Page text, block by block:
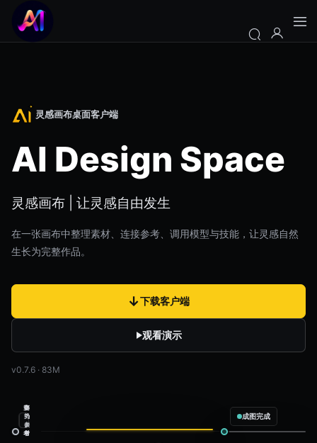
灵感画布桌面客户端
AI Design Space
灵感画布 | 让灵感自由发生
在一张画布中整理素材、连接参考、调用模型与技能，让灵感自然
生长为完整作品。
↓下载客户端
观看演示
v0.7.6 · 83M
空
间
参
考
商
品
素
材
姿
势
参
考
成图完成